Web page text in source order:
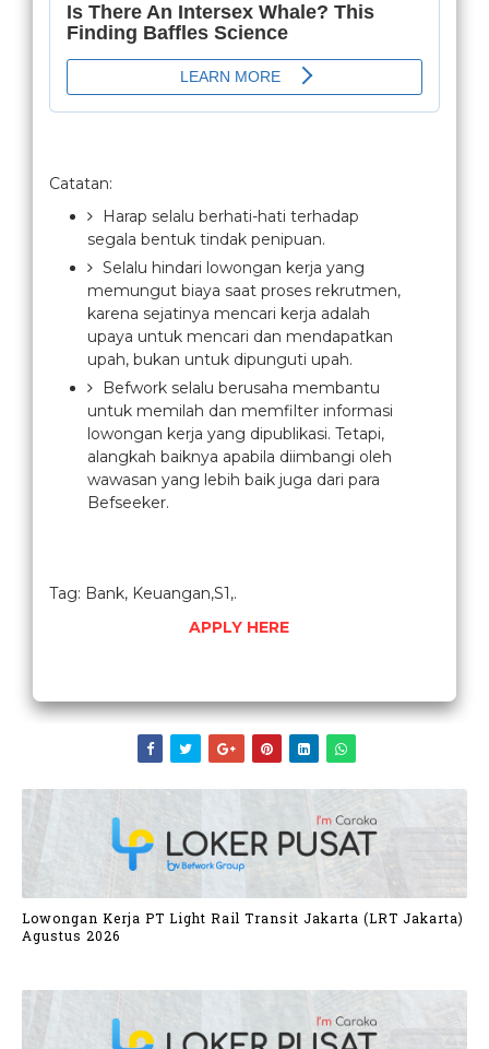
Catatan:
Harap selalu berhati-hati terhadap
segala bentuk tindak penipuan.
Selalu hindari lowongan kerja yang
memungut biaya saat proses rekrutmen,
karena sejatinya mencari kerja adalah
upaya untuk mencari dan mendapatkan
upah, bukan untuk dipunguti upah.
Befwork selalu berusaha membantu
untuk memilah dan memfilter informasi
lowongan kerja yang dipublikasi. Tetapi,
alangkah baiknya apabila diimbangi oleh
wawasan yang lebih baik juga dari para
Befseeker.
Tag: Bank, Keuangan,S1,.
APPLY HERE
Lowongan Kerja PT Light Rail Transit Jakarta (LRT Jakarta)
Agustus 2026